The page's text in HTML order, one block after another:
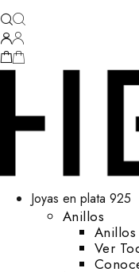
Joyas en plata 925
Anillos
Ver